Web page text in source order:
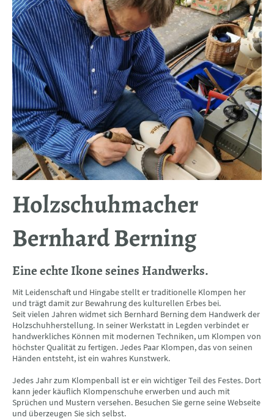
Holzschuhmacher
Bernhard Berning
Eine echte Ikone seines Handwerks.
Mit Leidenschaft und Hingabe stellt er traditionelle Klompen her
und trägt damit zur Bewahrung des kulturellen Erbes bei.
Seit vielen Jahren widmet sich Bernhard Berning dem Handwerk der
Holzschuhherstellung. In seiner Werkstatt in Legden verbindet er
handwerkliches Können mit modernen Techniken, um Klompen von
höchster Qualität zu fertigen. Jedes Paar Klompen, das von seinen
Händen entsteht, ist ein wahres Kunstwerk.
Jedes Jahr zum Klompenball ist er ein wichtiger Teil des Festes. Dort
kann jeder käuflich Klompenschuhe erwerben und auch mit
Sprüchen und Mustern versehen. Besuchen Sie gerne seine Webseite
und überzeugen Sie sich selbst.